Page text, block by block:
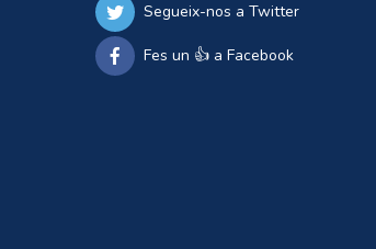
Segueix-nos a Twitter
Fes un 👍 a Facebook